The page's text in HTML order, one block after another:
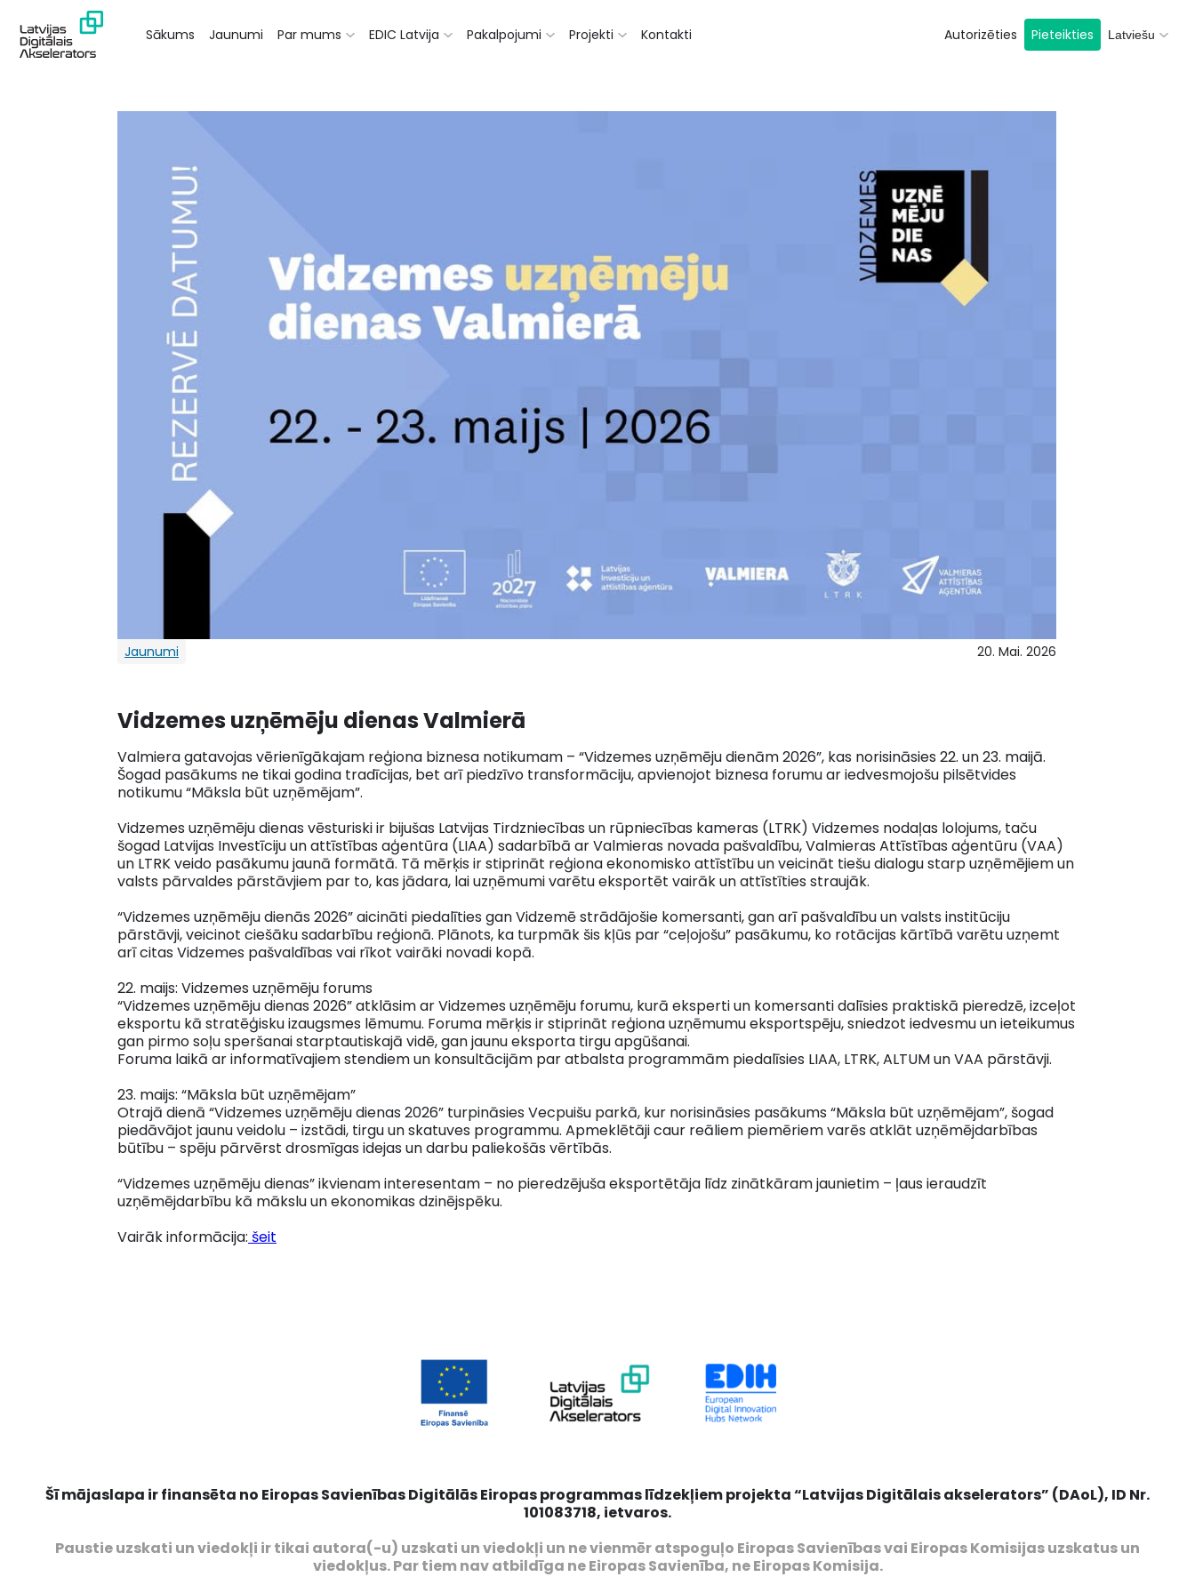
Sākums Jaunumi Par mums EDIC Latvija Pakalpojumi Projekti Kontakti Autorizēties Pieteikties Latviešu
Jaunumi 20. Mai. 2026
Vidzemes uzņēmēju dienas Valmierā
Valmiera gatavojas vērienīgākajam reģiona biznesa notikumam – “Vidzemes uzņēmēju dienām 2026”, kas norisināsies 22. un 23. maijā.
Šogad pasākums ne tikai godina tradīcijas, bet arī piedzīvo transformāciju, apvienojot biznesa forumu ar iedvesmojošu pilsētvides
notikumu “Māksla būt uzņēmējam”.
Vidzemes uzņēmēju dienas vēsturiski ir bijušas Latvijas Tirdzniecības un rūpniecības kameras (LTRK) Vidzemes nodaļas lolojums, taču
šogad Latvijas Investīciju un attīstības aģentūra (LIAA) sadarbībā ar Valmieras novada pašvaldību, Valmieras Attīstības aģentūru (VAA)
un LTRK veido pasākumu jaunā formātā. Tā mērķis ir stiprināt reģiona ekonomisko attīstību un veicināt tiešu dialogu starp uzņēmējiem un
valsts pārvaldes pārstāvjiem par to, kas jādara, lai uzņēmumi varētu eksportēt vairāk un attīstīties straujāk.
“Vidzemes uzņēmēju dienās 2026” aicināti piedalīties gan Vidzemē strādājošie komersanti, gan arī pašvaldību un valsts institūciju
pārstāvji, veicinot ciešāku sadarbību reģionā. Plānots, ka turpmāk šis kļūs par “ceļojošu” pasākumu, ko rotācijas kārtībā varētu uzņemt
arī citas Vidzemes pašvaldības vai rīkot vairāki novadi kopā.
22. maijs: Vidzemes uzņēmēju forums
“Vidzemes uzņēmēju dienas 2026” atklāsim ar Vidzemes uzņēmēju forumu, kurā eksperti un komersanti dalīsies praktiskā pieredzē, izceļot
eksportu kā stratēģisku izaugsmes lēmumu. Foruma mērķis ir stiprināt reģiona uzņēmumu eksportspēju, sniedzot iedvesmu un ieteikumus
gan pirmo soļu speršanai starptautiskajā vidē, gan jaunu eksporta tirgu apgūšanai.
Foruma laikā ar informatīvajiem stendiem un konsultācijām par atbalsta programmām piedalīsies LIAA, LTRK, ALTUM un VAA pārstāvji.
23. maijs: “Māksla būt uzņēmējam”
Otrajā dienā “Vidzemes uzņēmēju dienas 2026” turpināsies Vecpuišu parkā, kur norisināsies pasākums “Māksla būt uzņēmējam”, šogad
piedāvājot jaunu veidolu – izstādi, tirgu un skatuves programmu. Apmeklētāji caur reāliem piemēriem varēs atklāt uzņēmējdarbības
būtību – spēju pārvērst drosmīgas idejas un darbu paliekošās vērtībās.
“Vidzemes uzņēmēju dienas” ikvienam interesentam – no pieredzējuša eksportētāja līdz zinātkāram jaunietim – ļaus ieraudzīt
uzņēmējdarbību kā mākslu un ekonomikas dzinējspēku.
Vairāk informācija: šeit
Šī mājaslapa ir finansēta no Eiropas Savienības Digitālās Eiropas programmas līdzekļiem projekta “Latvijas Digitālais akselerators” (DAoL), ID Nr.
101083718, ietvaros.
Paustie uzskati un viedokļi ir tikai autora(-u) uzskati un viedokļi un ne vienmēr atspoguļo Eiropas Savienības vai Eiropas Komisijas uzskatus un
viedokļus. Par tiem nav atbildīga ne Eiropas Savienība, ne Eiropas Komisija.